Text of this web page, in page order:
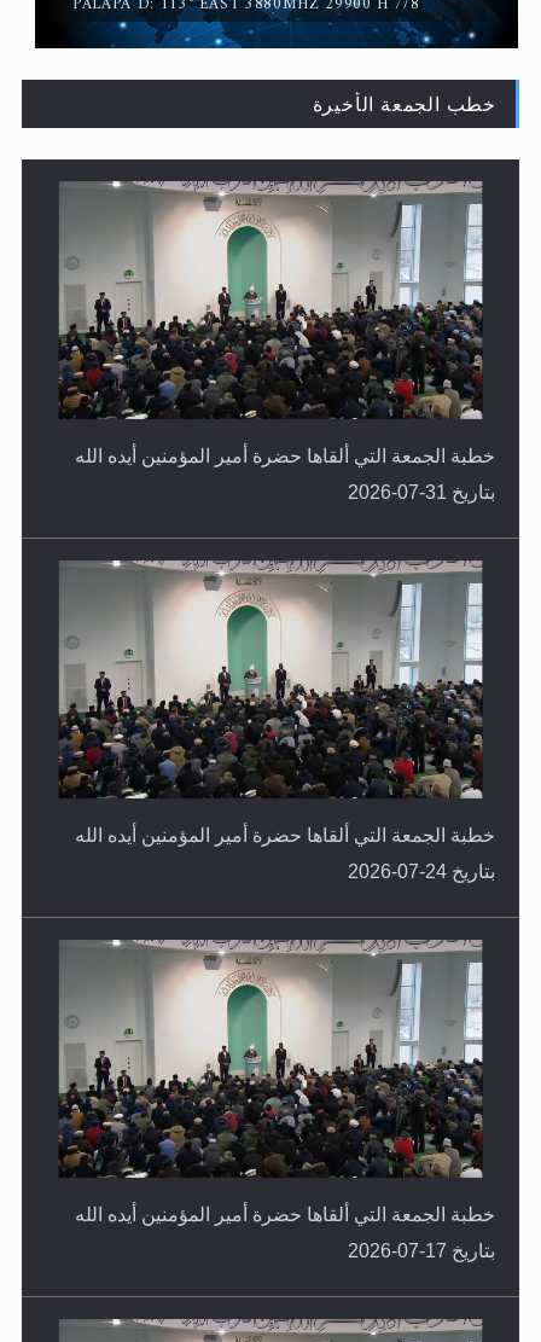
لا ناسخ ولا منسوخ في القرآن الكريم
خطب الجمعة الأخيرة
خطبة الجمعة التي ألقاها حضرة أمير المؤمنين أيده الله
خطبة الجمعة التي ألقاها حضرة أمير المؤمنين أيده الله
خطبة الجمعة التي ألقاها حضرة أمير المؤمنين أيده الله